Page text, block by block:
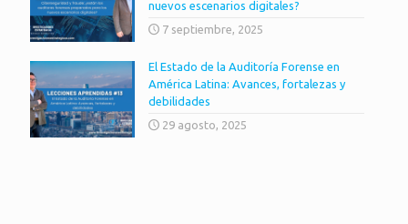
nuevos escenarios digitales?
7 septiembre, 2025
El Estado de la Auditoría Forense en
América Latina: Avances, fortalezas y
debilidades
29 agosto, 2025